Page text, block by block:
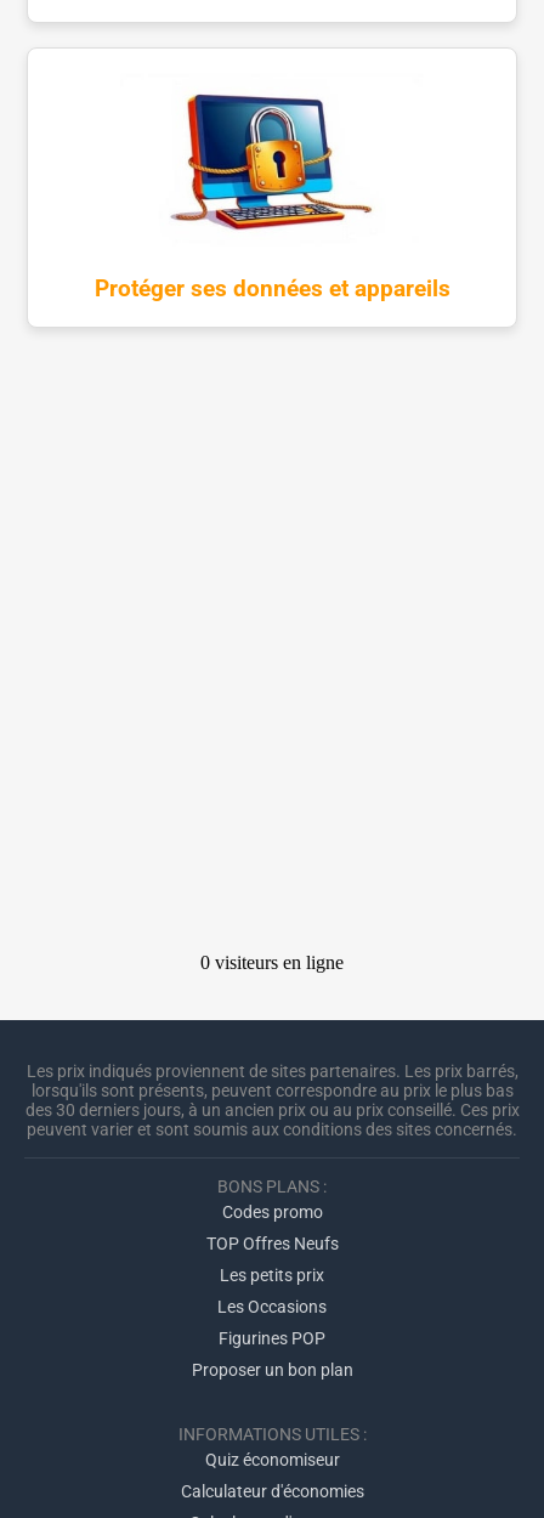
Protéger ses données et appareils
Les prix indiqués proviennent de sites partenaires. Les prix barrés,
lorsqu'ils sont présents, peuvent correspondre au prix le plus bas
des 30 derniers jours, à un ancien prix ou au prix conseillé. Ces prix
peuvent varier et sont soumis aux conditions des sites concernés.
BONS PLANS :
Codes promo
TOP Offres Neufs
Les petits prix
Les Occasions
Figurines POP
Proposer un bon plan
INFORMATIONS UTILES :
Quiz économiseur
Calculateur d'économies